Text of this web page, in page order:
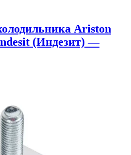
Ariston
(Индезит) —